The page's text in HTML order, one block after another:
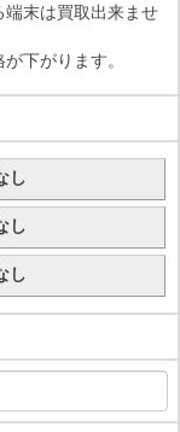
末は買取出来ませ
下がります。
し
し
し